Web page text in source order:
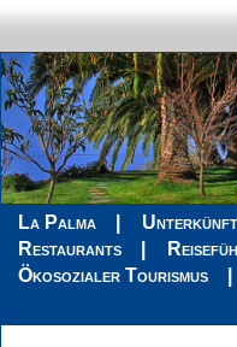
La Palma
Restaurants
Ökosozialer Tourismus